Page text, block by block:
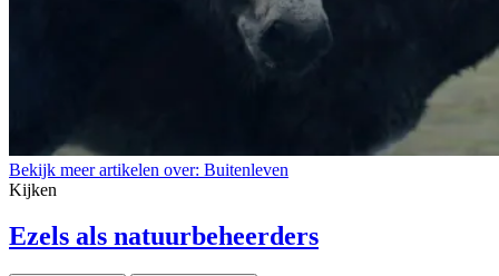
Bekijk meer artikelen over: Buitenleven
Kijken
Ezels als natuurbeheerders